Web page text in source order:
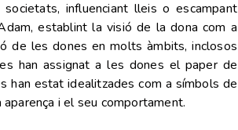
influenciant lleis o escampant
establint la visió de la dona com a
de les dones en molts àmbits, inclosos
han assignat a les dones el paper de
han estat idealitzades com a símbols de
i el seu comportament.